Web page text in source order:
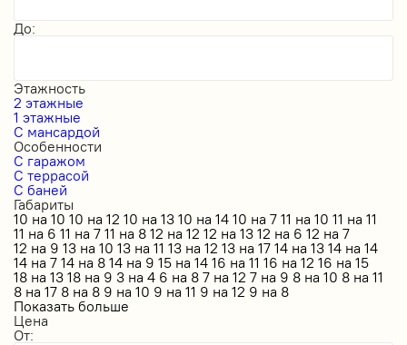
До:
Этажность
2 этажные
1 этажные
С мансардой
Особенности
С гаражом
С террасой
С баней
Габариты
10 на 10 10 на 12 10 на 13 10 на 14 10 на 7 11 на 10 11 на 11
11 на 6 11 на 7 11 на 8 12 на 12 12 на 13 12 на 6 12 на 7
12 на 9 13 на 10 13 на 11 13 на 12 13 на 17 14 на 13 14 на 14
14 на 7 14 на 8 14 на 9 15 на 14 16 на 11 16 на 12 16 на 15
18 на 13 18 на 9 3 на 4 6 на 8 7 на 12 7 на 9 8 на 10 8 на 11
8 на 17 8 на 8 9 на 10 9 на 11 9 на 12 9 на 8
Показать больше
Цена
От: